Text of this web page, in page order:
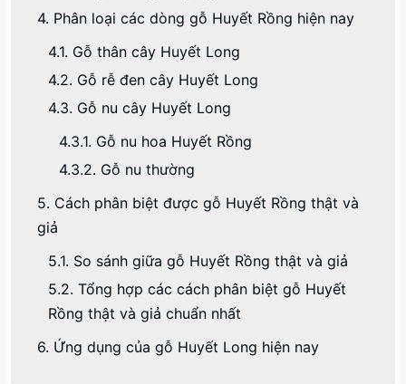
4. Phân loại các dòng gỗ Huyết Rồng hiện nay
4.1. Gỗ thân cây Huyết Long
4.2. Gỗ rễ đen cây Huyết Long
4.3. Gỗ nu cây Huyết Long
4.3.1. Gỗ nu hoa Huyết Rồng
4.3.2. Gỗ nu thường
5. Cách phân biệt được gỗ Huyết Rồng thật và
giả
5.1. So sánh giữa gỗ Huyết Rồng thật và giả
5.2. Tổng hợp các cách phân biệt gỗ Huyết
Rồng thật và giả chuẩn nhất
6. Ứng dụng của gỗ Huyết Long hiện nay